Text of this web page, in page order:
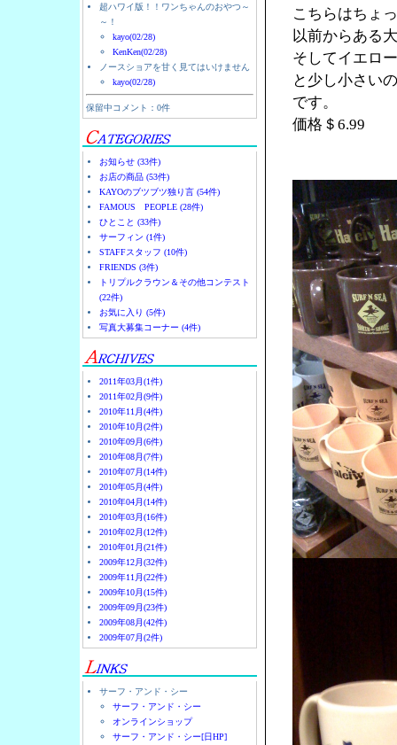
超ハワイ版！！ワンちゃんのおやつ～
～！
kayo(02/28)
KenKen(02/28)
ノースショアを甘く見てはいけません
kayo(02/28)
保留中コメント：0件
お知らせ (33件)
お店の商品 (53件)
KAYOのブツブツ独り言 (54件)
FAMOUS PEOPLE (28件)
ひとこと (33件)
サーフィン (1件)
STAFFスタッフ (10件)
FRIENDS (3件)
トリプルクラウン＆その他コンテスト
(22件)
お気に入り (5件)
写真大募集コーナー (4件)
2011年03月(1件)
2011年02月(9件)
2010年11月(4件)
2010年10月(2件)
2010年09月(6件)
2010年08月(7件)
2010年07月(14件)
2010年05月(4件)
2010年04月(14件)
2010年03月(16件)
2010年02月(12件)
2010年01月(21件)
2009年12月(32件)
2009年11月(22件)
2009年10月(15件)
2009年09月(23件)
2009年08月(42件)
2009年07月(2件)
サーフ・アンド・シー
サーフ・アンド・シー
オンラインショップ
サーフ・アンド・シー[日HP]
こちらはちょ
以前からある
そしてイエロ
と少し小さい
です。
価格＄6.99